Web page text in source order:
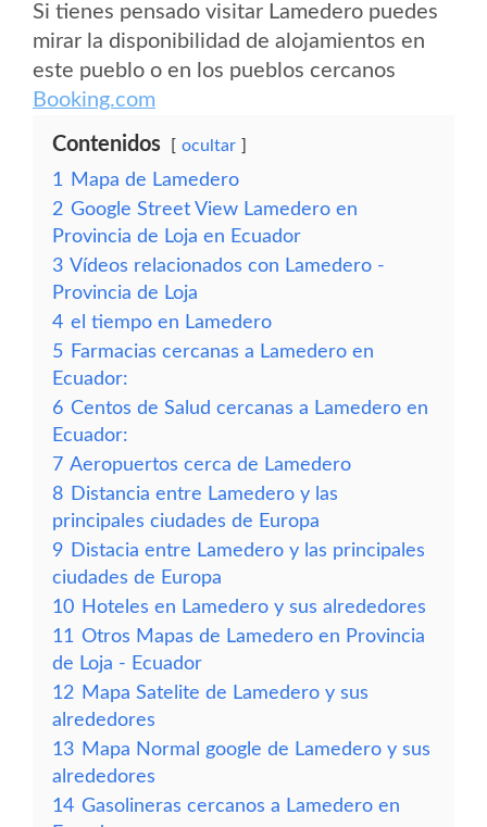
Si tienes pensado visitar Lamedero puedes
mirar la disponibilidad de alojamientos en
este pueblo o en los pueblos cercanos
Booking.com
Contenidos ocultar
1
Mapa de Lamedero
2 Google Street View Lamedero en
Provincia de Loja en Ecuador
3 Vídeos relacionados con Lamedero -
Provincia de Loja
4 el tiempo en Lamedero
5 Farmacias cercanas a Lamedero en
Ecuador:
6 Centos de Salud cercanas a Lamedero en
Ecuador:
7 Aeropuertos cerca de Lamedero
8 Distancia entre Lamedero y las
principales ciudades de Europa
9 Distacia entre Lamedero y las principales
ciudades de Europa
10 Hoteles en Lamedero y sus alrededores
11 Otros Mapas de Lamedero en Provincia
de Loja - Ecuador
12 Mapa Satelite de Lamedero y sus
alrededores
13 Mapa Normal google de Lamedero y sus
alrededores
14 Gasolineras cercanos a Lamedero en